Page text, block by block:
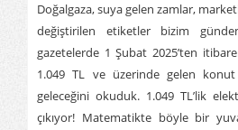
Doğalgaza, suya gelen zamlar,
değiştirilen etiketler bizim
gazetelerde 1 Şubat 2025’ten
1.049 TL ve üzerinde gelen
geleceğini okuduk. 1.049 TL’lik
çıkıyor! Matematikte böyle bir